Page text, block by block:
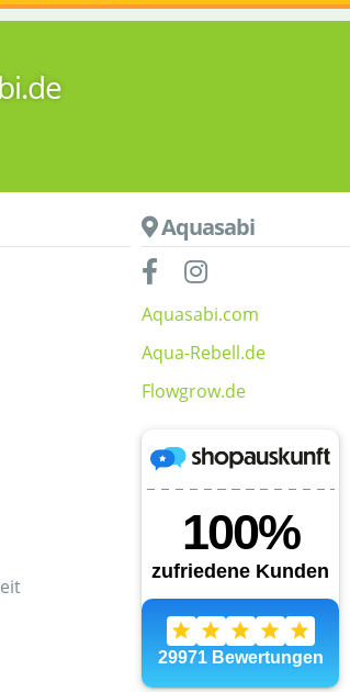
Aquasabi
Aquasabi.com
Aqua-Rebell.de
Flowgrow.de